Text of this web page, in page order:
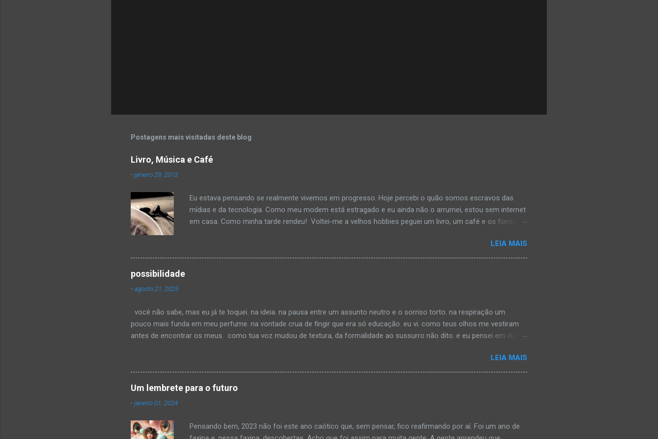
Postagens mais visitadas deste blog
Livro, Música e Café
-janeiro 29, 2013
Eu estava pensando se realmente vivemos em progresso. Hoje percebi o quão somos escravos das
mídias e da tecnologia. Como meu modem está estragado e eu ainda não o arrumei, estou sem internet
em casa. Como minha tarde rendeu! Voltei-me a velhos hobbies peguei um livro, um café e os fones,
canção qualquer... O interessante é que nem me dei conta do tempo passando, quando percebi, havia
várias páginas viradas e um turbilhão de pensamentos processando as informações que estava
LEIA MAIS
possibilidade
-agosto 21, 2025
você não sabe, mas eu já te toquei. na ideia. na pausa entre um assunto neutro e o sorriso torto. na respiração um
pouco mais funda em meu perfume. na vontade crua de fingir que era só educação. eu vi. como teus olhos me vestiram
antes de encontrar os meus. como tua voz mudou de textura, da formalidade ao sussurro não dito. e eu pensei em dizer,
na forma como teu corpo ocupa espaço. no jeito que tua camisa dobra no ombro. no calor do teu pescoço imaginado. na
curva dos teus lábios quando ri sem motivo. eu imaginei teu cheiro. não o do perfume... imaginei tua boca:lenta. insegura,
no começo. até descobrir que eu gosto de comando. Nada é mais perigoso do que alguém que provoca, sem saber o
quanto provoca. ou sabe? sabe.
LEIA MAIS
Um lembrete para o futuro
-janeiro 01, 2024
Pensando bem, 2023 não foi este ano caótico que, sem pensar, fico reafirmando por aí. Foi um ano de